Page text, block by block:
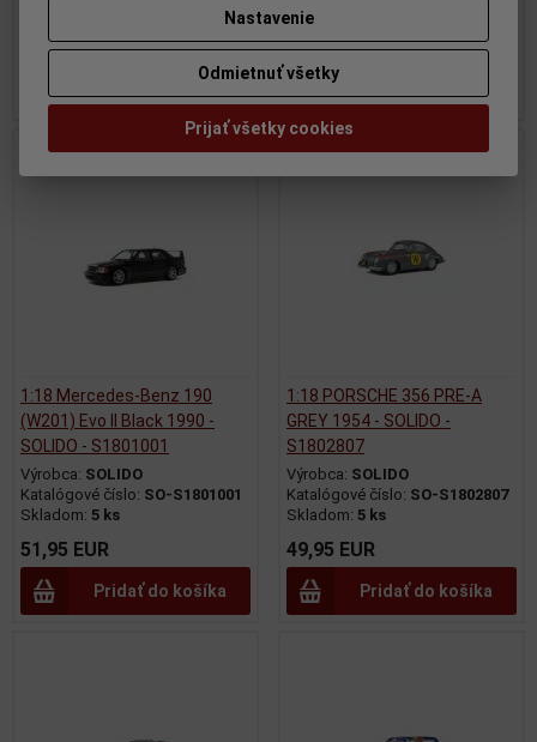
51,95 EUR 49,95 EUR
1:18 Mercedes-Benz 190
(W201) Evo II Black 1990 -
SOLIDO - S1801001
Výrobca: SOLIDO
Katalógové číslo: SO-S1801001
Skladom: 5 ks
51,95 EUR
Pridať do košíka
1:18 PORSCHE 356 PRE-A
GREY 1954 - SOLIDO -
S1802807
Výrobca: SOLIDO
Katalógové číslo: SO-S1802807
Skladom: 5 ks
49,95 EUR
Pridať do košíka
Nastavenie
Odmietnuť všetky
Prijať všetky cookies